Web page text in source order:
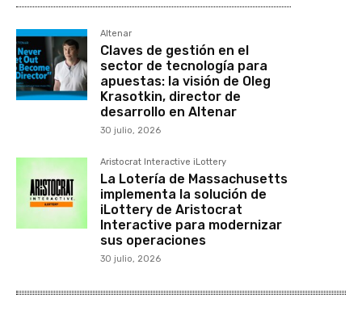
Altenar
Claves de gestión en el
sector de tecnología para
apuestas: la visión de Oleg
Krasotkin, director de
desarrollo en Altenar
30 julio, 2026
Aristocrat Interactive iLottery
La Lotería de Massachusetts
implementa la solución de
iLottery de Aristocrat
Interactive para modernizar
sus operaciones
30 julio, 2026